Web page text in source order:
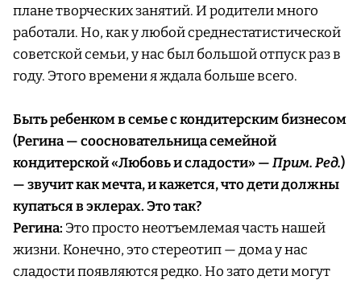
плане творческих занятий. И родители много
работали. Но, как у любой среднестатистической
советской семьи, у нас был большой отпуск раз в
году. Этого времени я ждала больше всего.
Быть ребенком в семье с кондитерским бизнесом
(Регина — соосновательница семейной
кондитерской «Любовь и сладости» —Прим. Ред.)
— звучит как мечта, и кажется, что дети должны
купаться в эклерах. Это так?
Регина: Это просто неотъемлемая часть нашей
жизни. Конечно, это стереотип — дома у нас
сладости появляются редко. Но зато дети могут